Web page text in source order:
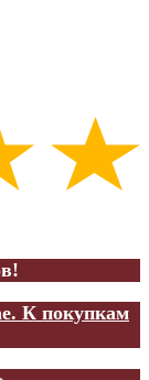
К покупкам